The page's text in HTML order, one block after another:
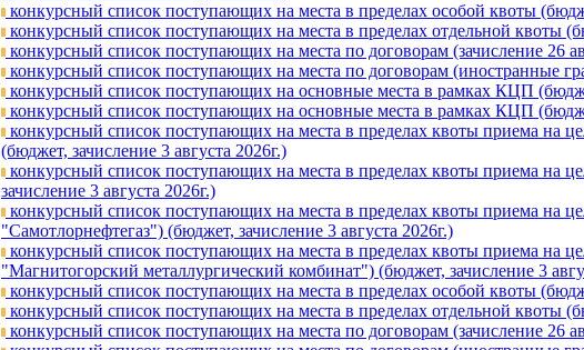
конкурсный список поступающих на места в пределах особой квоты
конкурсный список поступающих на места в пределах отдельной квоты
конкурсный список поступающих на места по договорам (зачислениe 26
конкурсный список поступающих на места по договорам (иностранные
конкурсный список поступающих на основные места в рамках КЦП
конкурсный список поступающих на основные места в рамках КЦП
конкурсный список поступающих на места в пределах квоты приема на
(бюджет, зачислениe 3 августа 2026г.)
конкурсный список поступающих на места в пределах квоты приема на
зачислениe 3 августа 2026г.)
конкурсный список поступающих на места в пределах квоты приема на
"Самотлорнефтегаз") (бюджет, зачислениe 3 августа 2026г.)
конкурсный список поступающих на места в пределах квоты приема на
"Магнитогорский металлургический комбинат") (бюджет, зачислениe 3
конкурсный список поступающих на места в пределах особой квоты
конкурсный список поступающих на места в пределах отдельной квоты
конкурсный список поступающих на места по договорам (зачислениe 26